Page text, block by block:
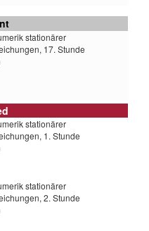
stationärer
17. Stunde
stationärer
1. Stunde
stationärer
2. Stunde